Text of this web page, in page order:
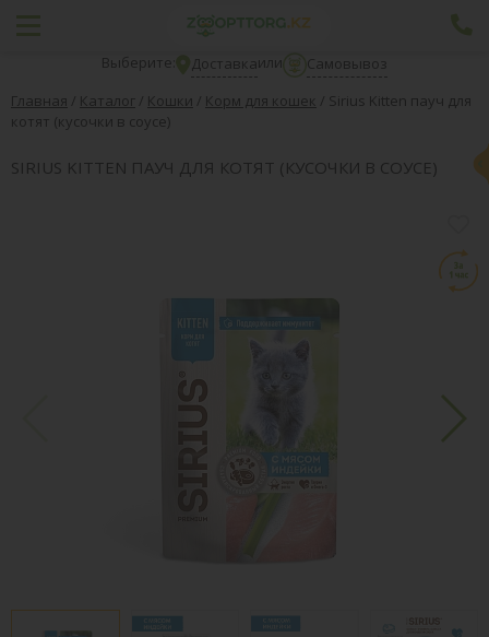
Выберите: Доставкаили
Самовывоз
Главная / Каталог / Кошки / Корм для кошек / Sirius Kitten пауч для
котят (кусочки в соусе)
SIRIUS KITTEN ПАУЧ ДЛЯ КОТЯТ (КУСОЧКИ В СОУСЕ)